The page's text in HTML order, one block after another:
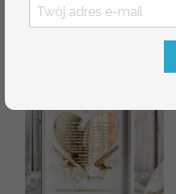
85.00 PLN/105.00